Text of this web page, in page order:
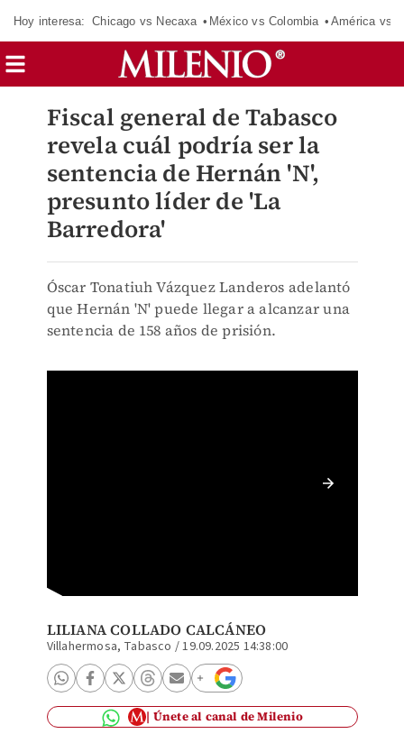
Hoy interesa: Chicago vs Necaxa México vs Colombia América vs
Fiscal general de Tabasco
revela cuál podría ser la
sentencia de Hernán 'N',
presunto líder de 'La
Barredora'
Óscar Tonatiuh Vázquez Landeros adelantó
que Hernán 'N' puede llegar a alcanzar una
sentencia de 158 años de prisión.
LILIANA COLLADO CALCÁNEO
Villahermosa, Tabasco /19.09.2025 14:38:00
Únete al canal de Milenio